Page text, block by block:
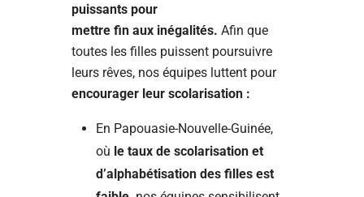
puissants pour
mettre fin aux inégalités. Afin que
toutes les filles puissent poursuivre
leurs rêves, nos équipes luttent pour
encourager leur scolarisation :
En Papouasie-Nouvelle-Guinée,
où le taux de scolarisation et
d’alphabétisation des filles est